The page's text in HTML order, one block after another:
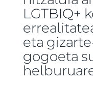
LGTBIQ+
eta
gogoeta